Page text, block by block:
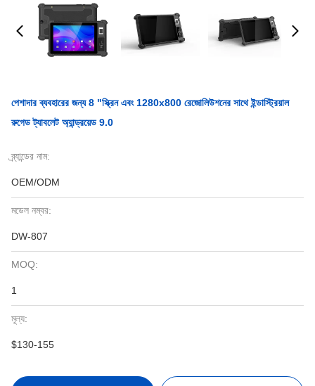
পেশাদার ব্যবহারের জন্য 8 "স্ক্রিন এবং 1280x800 রেজোলিউশনের সাথে ইন্ডাস্ট্রিয়াল
রুগেড ট্যাবলেট অ্যান্ড্রয়েড 9.0
ব্র্যান্ডের নাম:
OEM/ODM
মডেল নম্বর:
DW-807
MOQ:
1
মূল্য:
$130-155